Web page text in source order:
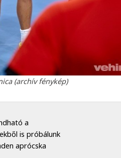
(archív fénykép)
a
is próbálunk
aprócska